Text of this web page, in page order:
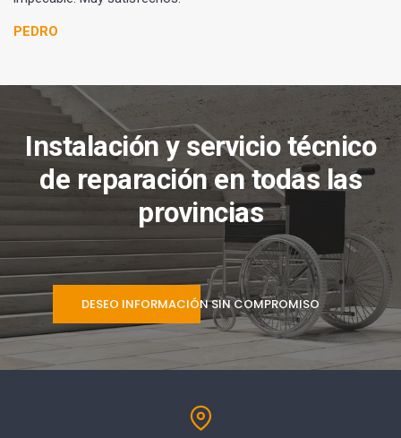
PEDRO
Instalación y servicio técnico
de reparación en todas las
provincias
DESEO INFORMACIÓN SIN COMPROMISO